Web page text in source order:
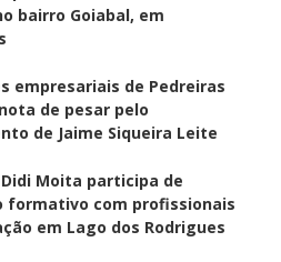
bairro Goiabal, em
empresariais de Pedreiras
de pesar pelo
de Jaime Siqueira Leite
Moita participa de
formativo com profissionais
em Lago dos Rodrigues